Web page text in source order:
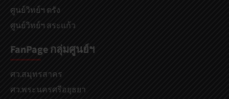
ศูนย์วิทย์ฯ ตรัง
ศูนย์วิทย์ฯ สระแก้ว
FanPage กลุ่มศูนย์ฯ
ศว.สมุทรสาคร
ศว.พระนครศรีอยุธยา